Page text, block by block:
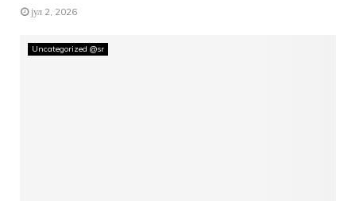
јул 2, 2026
Uncategorized @sr